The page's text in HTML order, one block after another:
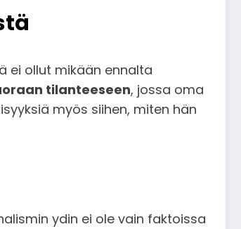
ei ollut mikään ennalta
tilanteeseen, jossa oma
myös siihen, miten hän
ydin ei ole vain faktoissa